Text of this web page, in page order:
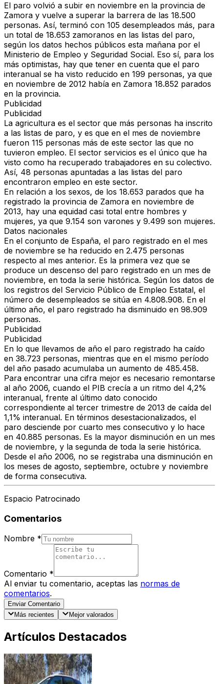
El paro volvió a subir en noviembre en la provincia de
Zamora y vuelve a superar la barrera de las 18.500
personas. Así, terminó con 105 desempleados más, para
un total de 18.653 zamoranos en las listas del paro,
según los datos hechos públicos esta mañana por el
Ministerio de Empleo y Seguridad Social. Eso sí, para los
más optimistas, hay que tener en cuenta que el paro
interanual se ha visto reducido en 199 personas, ya que
en noviembre de 2012 había en Zamora 18.852 parados
en la provincia.
Publicidad
Publicidad
La agricultura es el sector que más personas ha inscrito
a las listas de paro, y es que en el mes de noviembre
fueron 115 personas más de este sector las que no
tuvieron empleo. El sector servicios es el único que ha
visto como ha recuperado trabajadores en su colectivo.
Así, 48 personas apuntadas a las listas del paro
encontraron empleo en este sector.
En relación a los sexos, de los 18.653 parados que ha
registrado la provincia de Zamora en noviembre de
2013, hay una equidad casi total entre hombres y
mujeres, ya que 9.154 son varones y 9.499 son mujeres.
Datos nacionales
En el conjunto de España, el paro registrado en el mes
de noviembre se ha reducido en 2.475 personas
respecto al mes anterior. Es la primera vez que se
produce un descenso del paro registrado en un mes de
noviembre, en toda la serie histórica. Según los datos de
los registros del Servicio Público de Empleo Estatal, el
número de desempleados se sitúa en 4.808.908. En el
último año, el paro registrado ha disminuido en 98.909
personas.
Publicidad
Publicidad
En lo que llevamos de año el paro registrado ha caído
en 38.723 personas, mientras que en el mismo período
del año pasado acumulaba un aumento de 485.458.
Para encontrar una cifra mejor es necesario remontarse
al año 2006, cuando el PIB crecía a un ritmo del 4,2%
interanual, frente al último dato conocido
correspondiente al tercer trimestre de 2013 de caída del
1,1% interanual. En términos desestacionalizados, el
paro desciende por cuarto mes consecutivo y lo hace
en 40.885 personas. Es la mayor disminución en un mes
de noviembre, y la segunda de toda la serie histórica.
Desde el año 2006, no se registraba una disminución en
los meses de agosto, septiembre, octubre y noviembre
de forma consecutiva.
Espacio Patrocinado
Comentarios
Nombre *
Comentario *
Al enviar tu comentario, aceptas las normas de
comentarios.
Enviar Comentario
Más recientes
Mejor valorados
Artículos Destacados